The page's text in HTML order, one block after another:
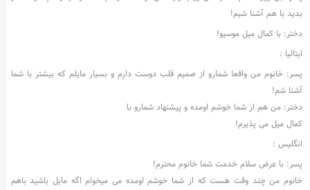
سرگرمی
هنر
ورزش
منوی
سایدبار
صفحه
اصلی
دکوراسیون
بدید با هم آشنا شیم!
دختر: با کمال میل موسیو!
ایتالیا :
پسر: خانوم من واقعا شمارو از صمیم قلب دوست دارم و بسیار مایلم که بیشتر با شما
آشنا شم!
دختر: من هم از شما خوشم اومده و پیشنهاد شمارو با
کمال میل می پذیرم!
انگلیس :
پسر: با عرض سلام خدمت شما خانوم محترم!
خانوم من چند وقت هست که از شما خوشم اومده می میخوام اگه مایل باشید باهم